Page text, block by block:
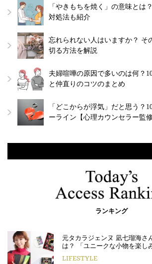
「やきもちを焼く」の意味とは
対処法も紹介
忘れられない人はいますか？ そ
切る方法を解説
夫婦喧嘩の原因で多いのは何？
と仲直りのコツのまとめ
「どこからが浮気」だと思う？
ーライン【心理カウンセラー監
ランキング
元タカラジェンヌ 凪七瑠海さ
は？ 「ユニークな小物を楽し
LIFESTYLE